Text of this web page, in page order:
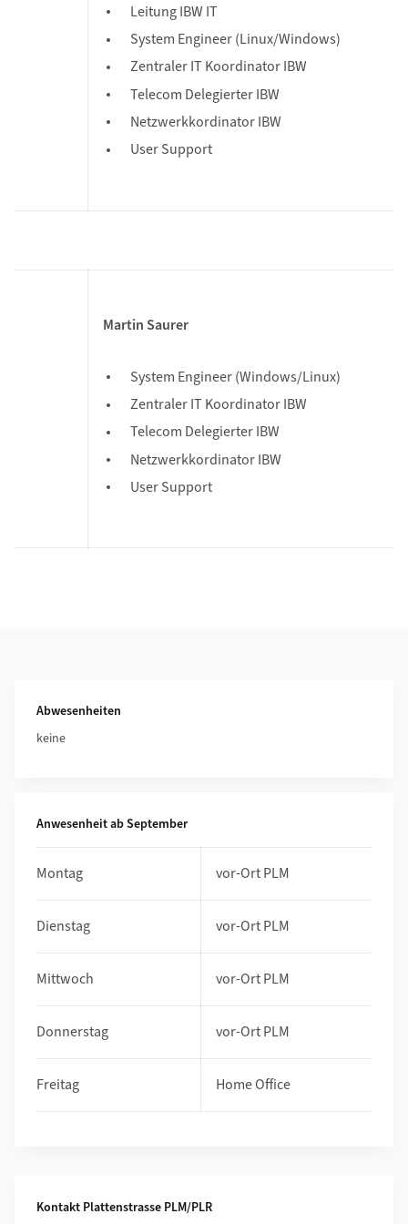
Leitung IBW IT
System Engineer (Linux/Windows)
Zentraler IT Koordinator IBW
Telecom Delegierter IBW
Netzwerkkordinator IBW
User Support
Martin Saurer
System Engineer (Windows/Linux)
Zentraler IT Koordinator IBW
Telecom Delegierter IBW
Netzwerkkordinator IBW
User Support
Abwesenheiten
keine
Anwesenheit ab September
Montag vor-Ort PLM
Dienstag vor-Ort PLM
Mittwoch vor-Ort PLM
Donnerstag vor-Ort PLM
Freitag Home Office
Kontakt Plattenstrasse PLM/PLR